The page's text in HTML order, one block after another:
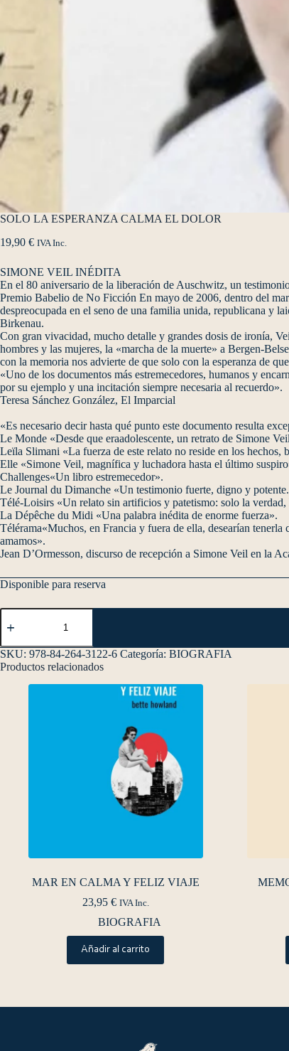
SOLO LA ESPERANZA CALMA EL DOLOR
19,90 € IVA Inc.
SIMONE VEIL INÉDITA
En el 80 aniversario de la liberación de Auschwitz, un
Premio Babelio de No Ficción En mayo de 2006, dentro del
despreocupada en el seno de una familia unida, republicana y
Birkenau.
Con gran vivacidad, mucho detalle y grandes dosis de ironía,
hombres y las mujeres, la «marcha de la muerte» a Bergen-
con la memoria nos advierte de que solo con la esperanza de
«Uno de los documentos más estremecedores, humanos y
por su ejemplo y una incitación siempre necesaria al recuerdo».
Teresa Sánchez González, El Imparcial
«Es necesario decir hasta qué punto este documento resulta
Le Monde «Desde que eraadolescente, un retrato de Simone
Leïla Slimani «La fuerza de este relato no reside en los hechos,
Elle «Simone Veil, magnífica y luchadora hasta el último
Challenges«Un libro estremecedor».
Le Journal du Dimanche «Un testimonio fuerte, digno y
Télé-Loisirs «Un relato sin artificios y patetismo: solo la verdad,
La Dépêche du Midi «Una palabra inédita de enorme fuerza».
Télérama«Muchos, en Francia y fuera de ella, desearían
amamos».
Jean D’Ormesson, discurso de recepción a Simone Veil en la
Disponible para reserva
SKU: 978-84-264-3122-6 Categoría: BIOGRAFIA
Productos relacionados
MAR EN CALMA Y FELIZ VIAJE
23,95 € IVA Inc.
BIOGRAFIA
Añadir al carrito